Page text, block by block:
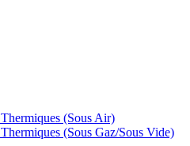
(Sous Air)
(Sous Gaz/Sous Vide)